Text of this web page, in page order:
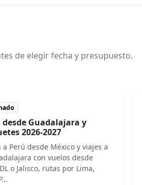
de elegir fecha y presupuesto.
desde Guadalajara y
2026-2027
a Perú desde México y viajes a
con vuelos desde
o Jalisco, rutas por Lima,